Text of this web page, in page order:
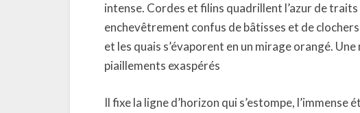
intense. Cordes et filins quadrillent l’azur de
enchevêtrement confus de bâtisses et de
et les quais s’évaporent en un mirage orangé.
piaillements exaspérés
Il fixe la ligne d’horizon qui s’estompe, l’immense